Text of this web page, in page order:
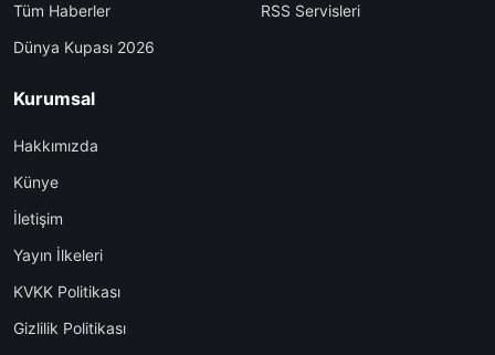
Tüm Haberler
Dünya Kupası 2026
RSS Servisleri
Kurumsal
Hakkımızda
Künye
İletişim
Yayın İlkeleri
KVKK Politikası
Gizlilik Politikası